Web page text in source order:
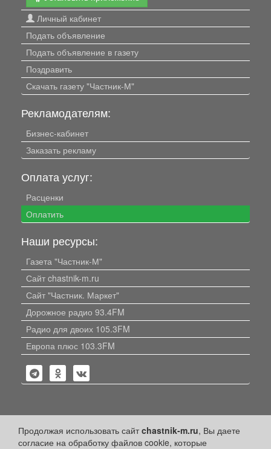
Продолжая использовать сайтchastnik-m.ru, Вы даете
согласие на обработку файлов cookie, которые
Личный кабинет
Подать объявление
Подать объявление в газету
Поздравить
Скачать газету "Частник-М"
Рекламодателям:
Бизнес-кабинет
Заказать рекламу
Оплата услуг:
Расценки
Оплатить
Наши ресурсы:
Газета "Частник-М"
Сайт chastnik-m.ru
Сайт "Частник. Маркет"
Дорожное радио 93.4FM
Радио для двоих 105.3FM
Европа плюс 103.3FM
Политика конфиденциальности
Публикации с пометкой «Реклама», «На правах рекламы»,